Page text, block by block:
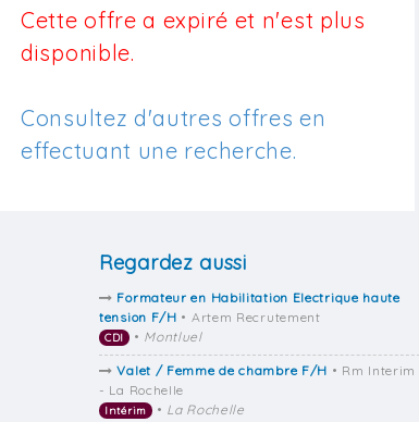
Cette offre a expiré et n'est plus
disponible.
Consultez d'autres offres en
effectuant une recherche.
Regardez aussi
Formateur en Habilitation Electrique haute
tension F/H • Artem Recrutement
CDI • Montluel
Valet / Femme de chambre F/H • Rm Interim
- La Rochelle
Intérim • La Rochelle